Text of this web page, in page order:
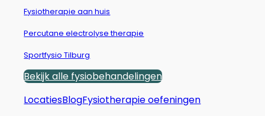
Fysiotherapie aan huis
Percutane electrolyse therapie
Sportfysio Tilburg
Bekijk alle fysiobehandelingen
LocatiesBlogFysiotherapie oefeningen